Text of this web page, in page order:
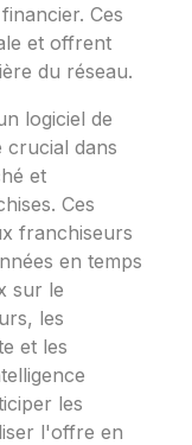
Ces
et offrent
du réseau.
logiciel de
crucial dans
et
Ces
franchiseurs
en temps
sur le
les
et les
les
l'offre en